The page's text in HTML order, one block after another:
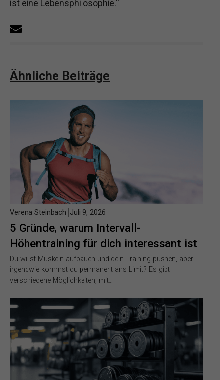
ist eine Lebensphilosophie.“
Ähnliche Beiträge
5 Gründe, warum Intervall-
Höhentraining für dich interessant ist
Verena Steinbach Juli 9, 2026
Du willst Muskeln aufbauen und dein Training pushen, aber
irgendwie kommst du permanent ans Limit? Es gibt
verschiedene Möglichkeiten, mit…